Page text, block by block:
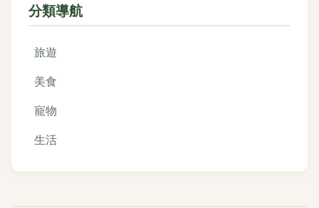
分類導航
旅遊
美食
寵物
生活